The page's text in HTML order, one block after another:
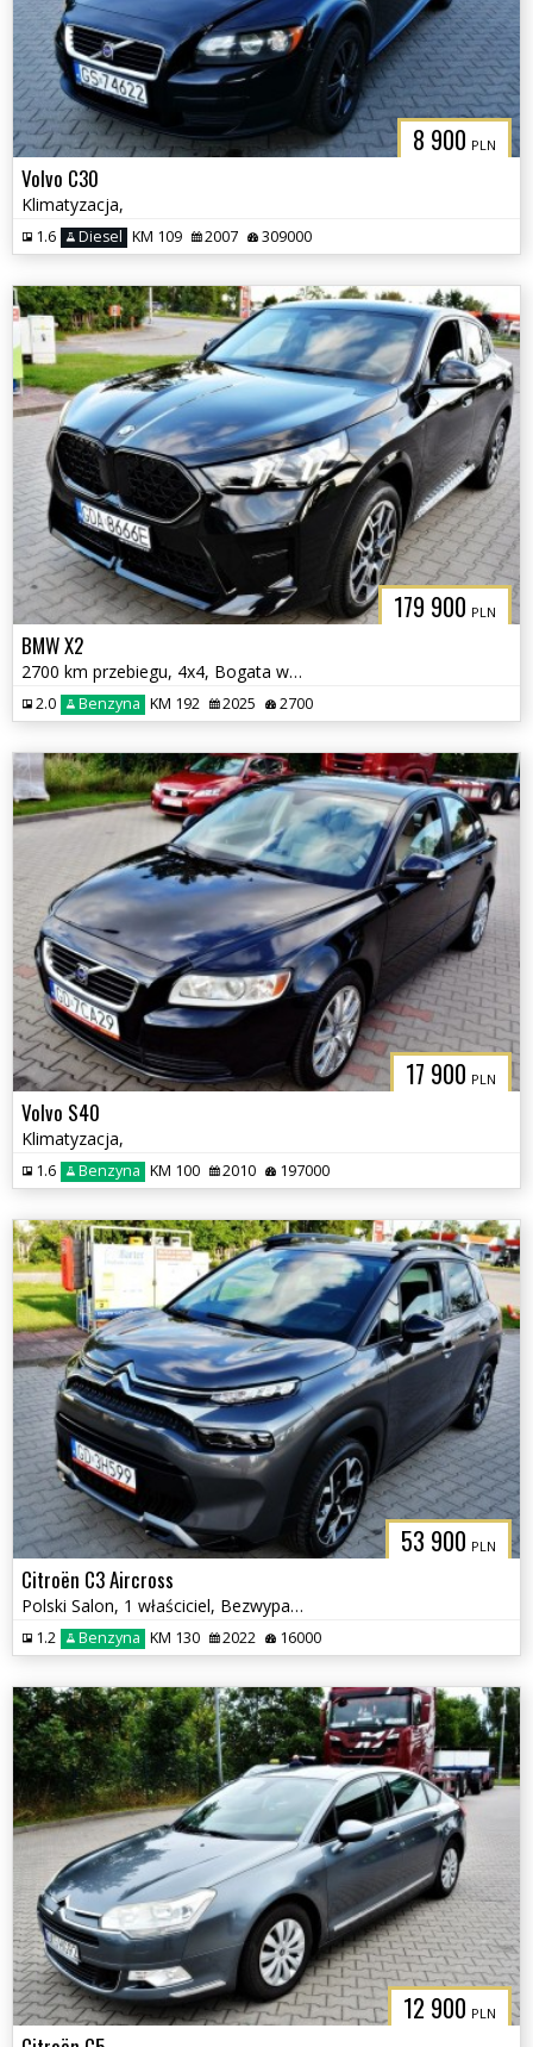
8 900 PLN
Volvo C30
Klimatyzacja,
1.6 Diesel KM 109 2007 309000
179 900 PLN
BMW X2
2700 km przebiegu, 4x4, Bogata wersja
2.0 Benzyna KM 192 2025 2700
17 900 PLN
Volvo S40
Klimatyzacja,
1.6 Benzyna KM 100 2010 197000
53 900 PLN
Citroën C3 Aircross
Polski Salon, 1 właściciel, Bezwypadkowy
1.2 Benzyna KM 130 2022 16000
12 900 PLN